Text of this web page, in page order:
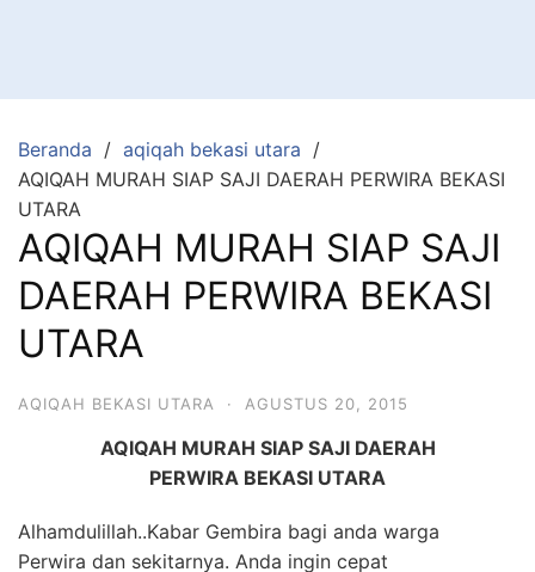
Beranda
aqiqah bekasi utara
AQIQAH MURAH SIAP SAJI DAERAH PERWIRA BEKASI
UTARA
AQIQAH MURAH SIAP SAJI
DAERAH PERWIRA BEKASI
UTARA
AQIQAH BEKASI UTARA · AGUSTUS 20, 2015
AQIQAH MURAH SIAP SAJI DAERAH
PERWIRA BEKASI UTARA
Alhamdulillah..Kabar Gembira bagi anda warga
Perwira dan sekitarnya. Anda ingin cepat